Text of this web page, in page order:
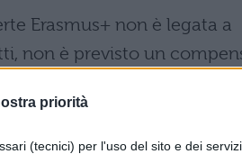
priorità
(tecnici) per l'uso del sito e dei
Erasmus+ non è legata a
non è previsto un
soppressione della diaria e
al calo di adesioni.